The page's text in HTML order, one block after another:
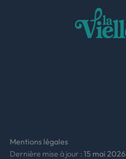
Mentions légales
Dernière mise à jour : 15 mai 2026